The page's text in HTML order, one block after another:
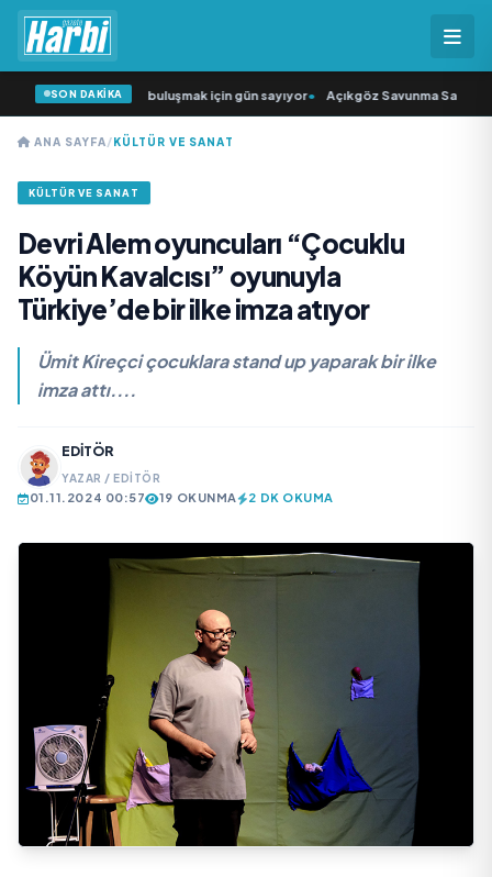
SON DAKİKA
seyircisiyle buluşmak için gün sayıyor• Açıkgöz Savunma Sanayi
ANA SAYFA/KÜLTÜR VE SANAT
KÜLTÜR VE SANAT
Devri Alem oyuncuları “Çocuklu
Köyün Kavalcısı” oyunuyla
Türkiye’de bir ilke imza atıyor
Ümit Kireçci çocuklara stand up yaparak bir ilke
imza attı....
EDITÖR
YAZAR / EDITÖR
01.11.2024 00:57 19 OKUNMA 2 DK OKUMA